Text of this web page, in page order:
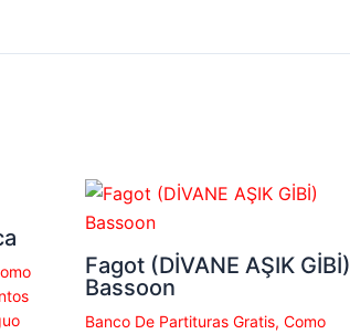
Fagot (DİVANE AŞIK GİBİ)
Bassoon
Banco De Partituras Gratis, Como